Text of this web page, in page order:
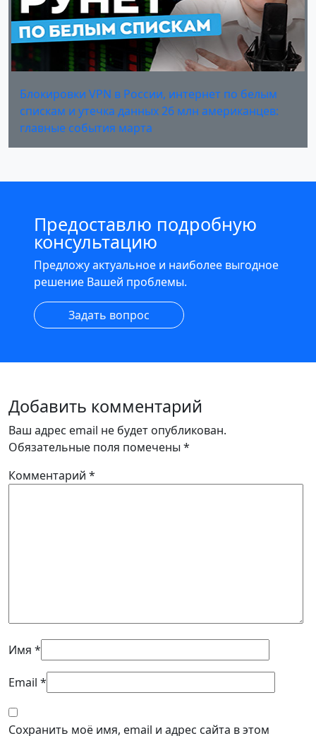
Блокировки VPN в России, интернет по белым
спискам и утечка данных 26 млн американцев:
главные события марта
Предоставлю подробную
консультацию
Предложу актуальное и наиболее выгодное
решение Вашей проблемы.
Задать вопрос
Добавить комментарий
Ваш адрес email не будет опубликован.
Обязательные поля помечены *
Комментарий *
Имя *
Email *
Сохранить моё имя, email и адрес сайта в этом